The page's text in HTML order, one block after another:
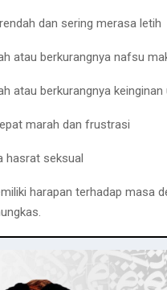
dan sering merasa letih
atau berkurangnya nafsu
atau berkurangnya
marah dan frustrasi
hasrat seksual
harapan terhadap masa